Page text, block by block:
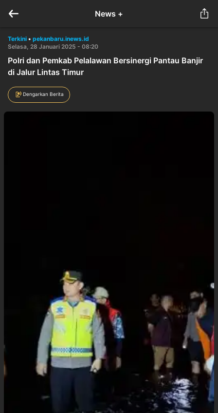
News +
Terkini • pekanbaru.inews.id
Selasa, 28 Januari 2025 - 08:20
Polri dan Pemkab Pelalawan Bersinergi Pantau Banjir
di Jalur Lintas Timur
Dengarkan Berita